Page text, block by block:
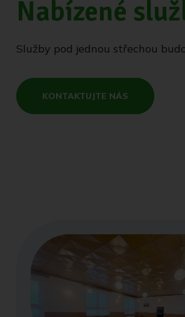
Nabízené
Služby pod jednou střechou
KONTAKTUJTE NÁS